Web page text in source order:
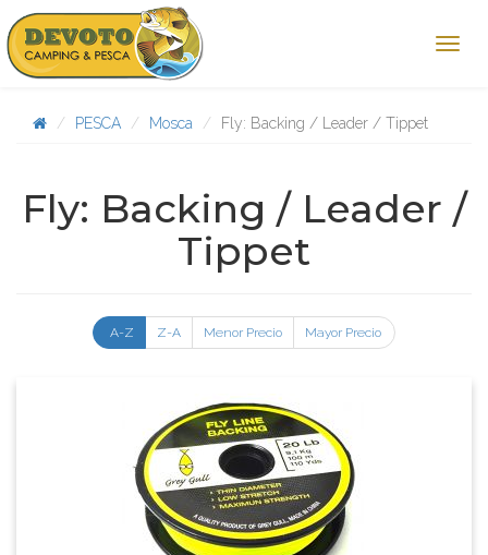
PESCA Mosca Fly: Backing / Leader / Tippet
Fly: Backing / Leader /
Tippet
A-Z Z-A Menor Precio Mayor Precio